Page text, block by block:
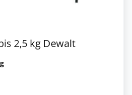
2,5 kg Dewalt